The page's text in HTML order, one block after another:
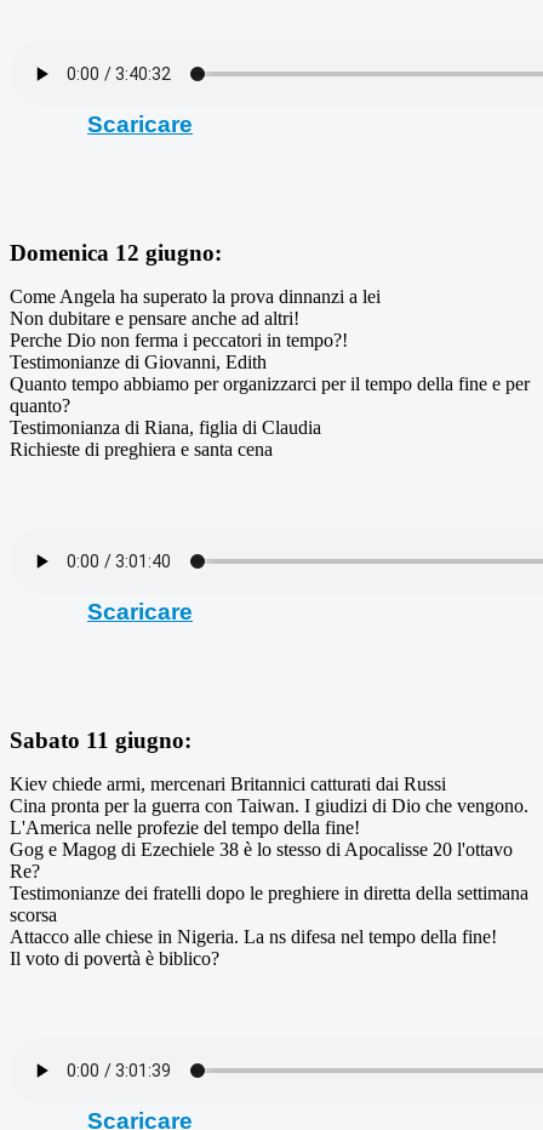
Scaricare
Domenica 12 giugno:
Come Angela ha superato la prova dinnanzi a lei
Non dubitare e pensare anche ad altri!
Perche Dio non ferma i peccatori in tempo?!
Testimonianze di Giovanni, Edith
Quanto tempo abbiamo per organizzarci per il tempo della fine e per
quanto?
Testimonianza di Riana, figlia di Claudia
Richieste di preghiera e santa cena
Scaricare
Sabato 11 giugno:
Kiev chiede armi, mercenari Britannici catturati dai Russi
Cina pronta per la guerra con Taiwan. I giudizi di Dio che vengono.
L'America nelle profezie del tempo della fine!
Gog e Magog di Ezechiele 38 è lo stesso di Apocalisse 20 l'ottavo
Re?
Testimonianze dei fratelli dopo le preghiere in diretta della settimana
scorsa
Attacco alle chiese in Nigeria. La ns difesa nel tempo della fine!
Il voto di povertà è biblico?
Scaricare